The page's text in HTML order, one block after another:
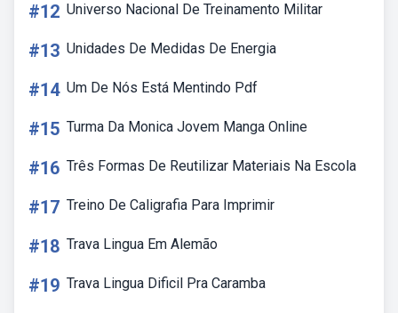
#12 Universo Nacional De Treinamento Militar
#13 Unidades De Medidas De Energia
#14 Um De Nós Está Mentindo Pdf
#15 Turma Da Monica Jovem Manga Online
#16 Três Formas De Reutilizar Materiais Na Escola
#17 Treino De Caligrafia Para Imprimir
#18 Trava Lingua Em Alemão
#19 Trava Lingua Dificil Pra Caramba